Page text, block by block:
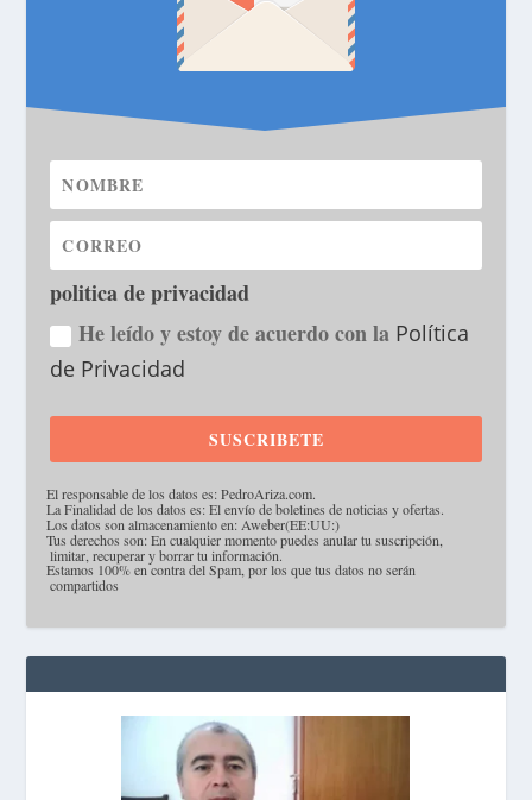
politica de privacidad
He leído y estoy de acuerdo con la Política
de Privacidad
SUSCRIBETE
El responsable de los datos es: PedroAriza.com.
La Finalidad de los datos es: El envío de boletines de noticias y ofertas.
Los datos son almacenamiento en: Aweber(EE:UU:)
Tus derechos son: En cualquier momento puedes anular tu suscripción,
limitar, recuperar y borrar tu información.
Estamos 100% en contra del Spam, por los que tus datos no serán
compartidos